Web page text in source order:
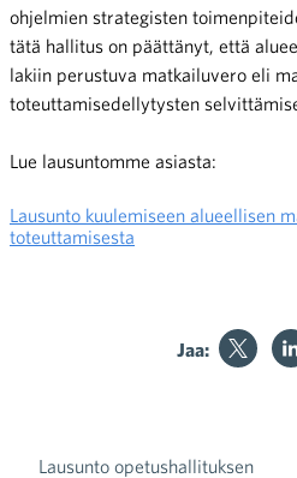
ohjelmien strategisten
tätä hallitus on päättänyt, että
lakiin perustuva matkailuvero eli
toteuttamisedellytysten
Lue lausuntomme asiasta:
Lausunto kuulemiseen alueellisen
toteuttamisesta
Jaa:
Lausunto opetushallituksen